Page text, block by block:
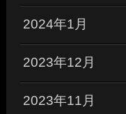
2024年1月
2023年12月
2023年11月